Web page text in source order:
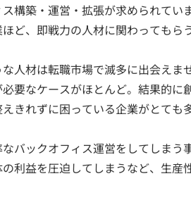
構築・運営・拡張が求められてい
ど、即戦力の人材に関わってもら
人材は転職市場で滅多に出会え
要なケースがほとんど。結果的
きれずに困っている企業がとても
バックオフィス運営をしてしま
利益を圧迫してしまうなど、生